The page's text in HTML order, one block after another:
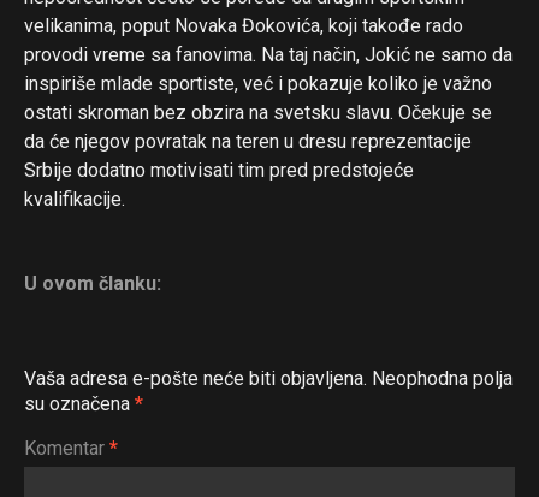
velikanima, poput Novaka Đokovića, koji takođe rado
provodi vreme sa fanovima. Na taj način, Jokić ne samo da
inspiriše mlade sportiste, već i pokazuje koliko je važno
ostati skroman bez obzira na svetsku slavu. Očekuje se
da će njegov povratak na teren u dresu reprezentacije
Srbije dodatno motivisati tim pred predstojeće
kvalifikacije.
U ovom članku:
Vaša adresa e-pošte neće biti objavljena. Neophodna polja
su označena *
Komentar *